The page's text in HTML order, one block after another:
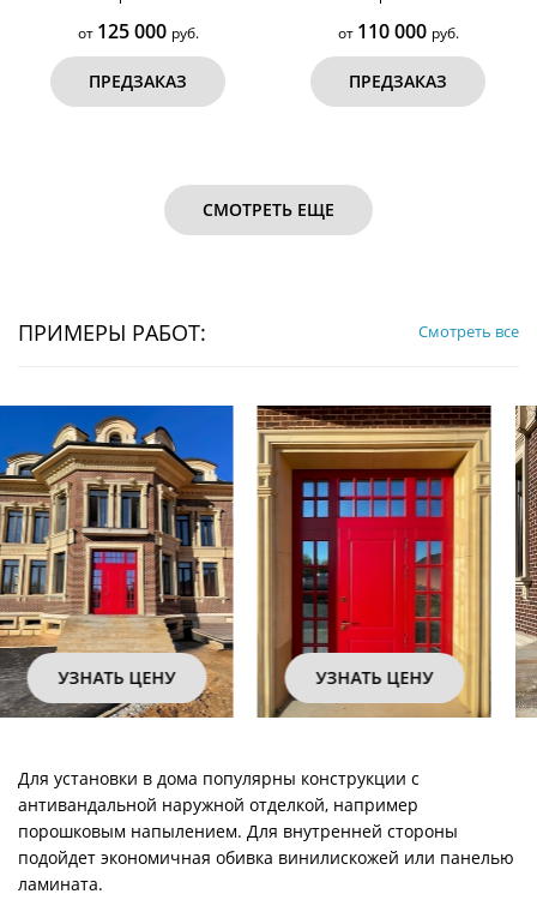
от 125 000 руб.
ПРЕДЗАКАЗ
от 110 000 руб.
ПРЕДЗАКАЗ
СМОТРЕТЬ ЕЩЕ
ПРИМЕРЫ РАБОТ: Смотреть все
УЗНАТЬ ЦЕНУ УЗНАТЬ ЦЕНУ
Для установки в дома популярны конструкции с
антивандальной наружной отделкой, например
порошковым напылением. Для внутренней стороны
подойдет экономичная обивка винилискожей или панелью
ламината.